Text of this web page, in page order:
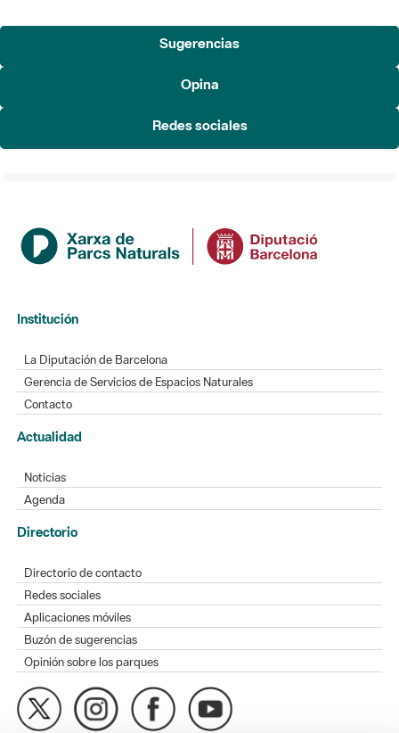
Sugerencias
Opina
Redes sociales
Institución
La Diputación de Barcelona
Gerencia de Servicios de Espacios Naturales
Contacto
Actualidad
Noticias
Agenda
Directorio
Directorio de contacto
Redes sociales
Aplicaciones móviles
Buzón de sugerencias
Opinión sobre los parques